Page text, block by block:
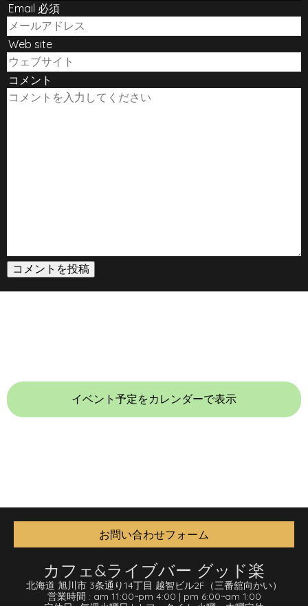
Email 必須
Web site
コメント
イベント予定をカレンダーで表示
お問い合わせフォーム
カフェ&ライブバー グッド楽
北海道 旭川市 3条通り14丁目 越智ビル2F （三番舘向かい）
営業時間 : am 11:00~pm 4:00 | pm 6:00~am 1:00